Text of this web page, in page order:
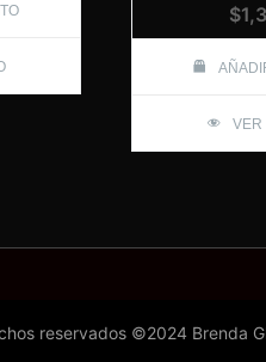
$
VER
reservados ©2024 Brenda